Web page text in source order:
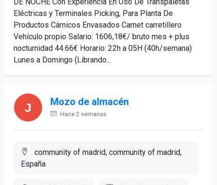
Eléctricas y Terminales Picking, Para Planta De
Productos Cárnicos Envasados Carnet carretillero
Vehículo propio Salario: 1606,18€/ bruto mes + plus
nocturnidad 44.66€ Horario: 22h a 05H (40h/semana)
Lunes a Domingo (Librando...
Mozo de almacén
Hace 2 semanas
community of madrid, community of madrid,
España